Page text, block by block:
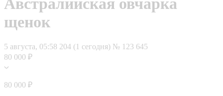
Австралийская овчарка
щенок
5 августа, 05:58 204 (1 сегодня) № 123 645
80 000 ₽
80 000 ₽